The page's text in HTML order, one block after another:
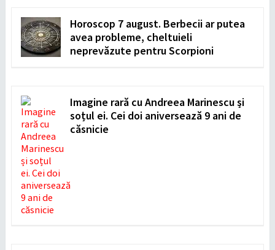
Horoscop 7 august. Berbecii ar putea
avea probleme, cheltuieli
neprevăzute pentru Scorpioni
Imagine rară cu Andreea Marinescu și
soțul ei. Cei doi aniversează 9 ani de
căsnicie